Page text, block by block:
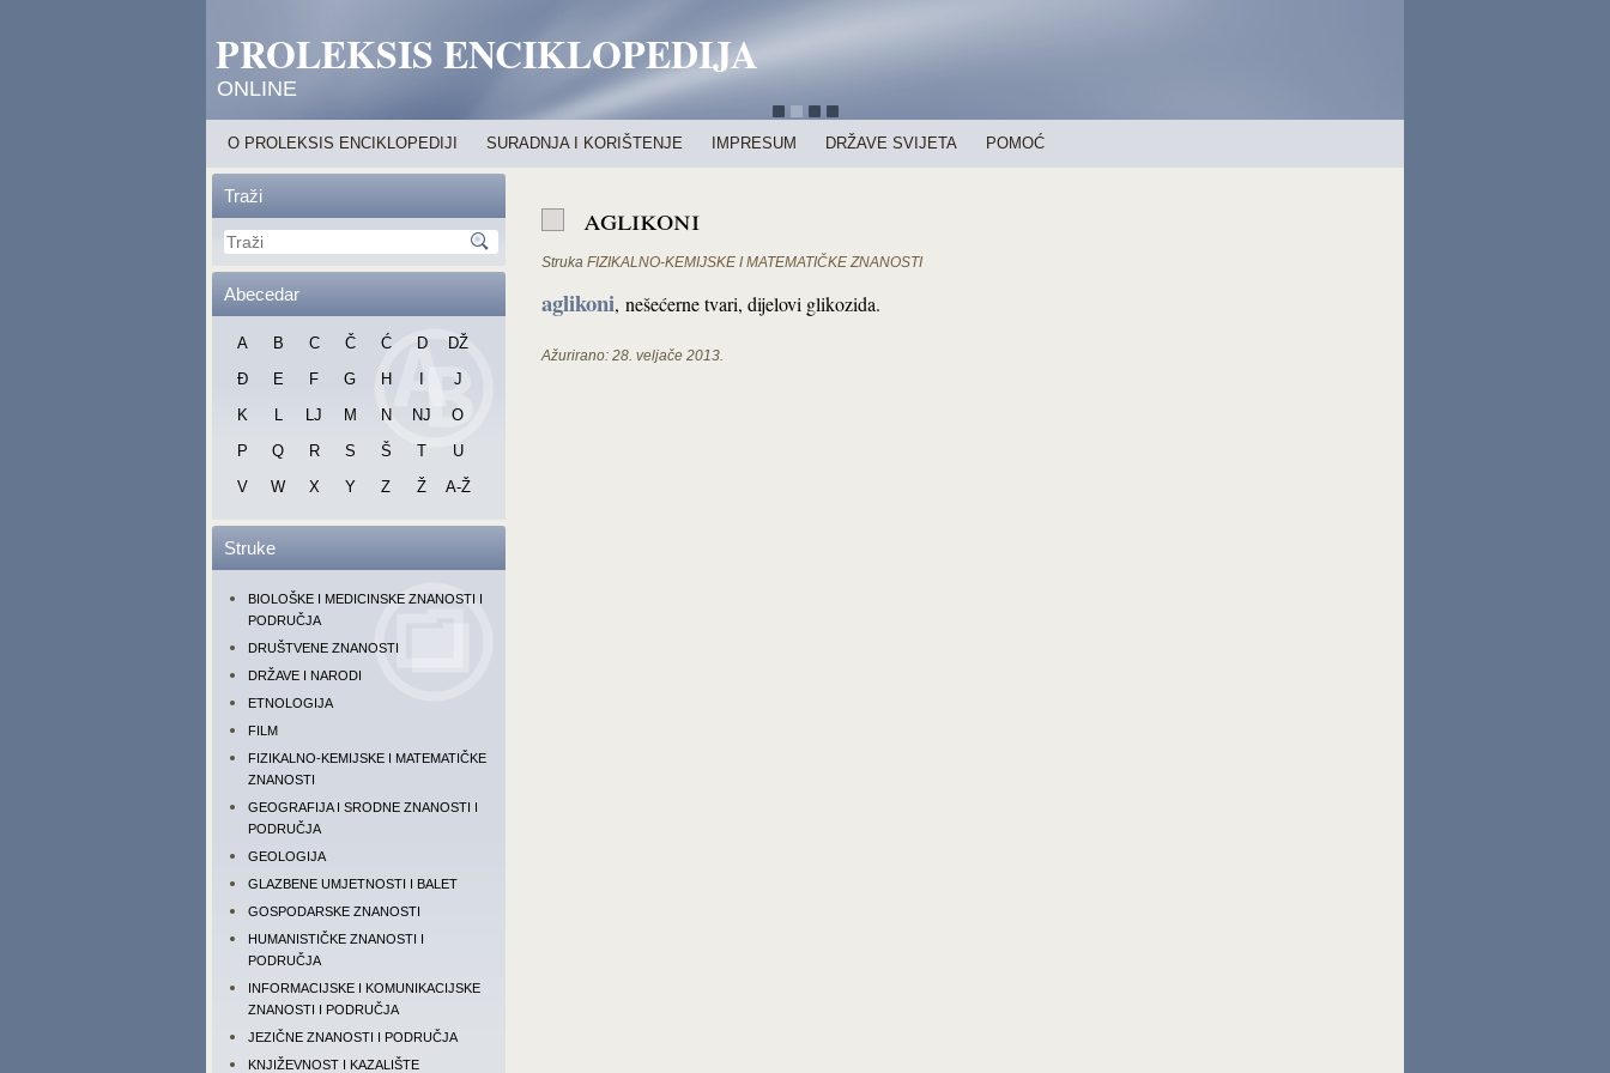
PROLEKSIS ENCIKLOPEDIJA
ONLINE
O PROLEKSIS ENCIKLOPEDIJI SURADNJA I KORIŠTENJE IMPRESUM DRŽAVE SVIJETA POMOĆ
Traži
Abecedar
A B C Č Ć D
DŽ
Đ
E F G H
J
K
L LJ M N NJ
O
P
Q R S Š T
U
V
W X Y Z Ž A-Ž
Struke
BIOLOŠKE I MEDICINSKE ZNANOSTI I
PODRUČJA
DRUŠTVENE ZNANOSTI
DRŽAVE I NARODI
ETNOLOGIJA
FILM
FIZIKALNO-KEMIJSKE I MATEMATIČKE
ZNANOSTI
GEOGRAFIJA I SRODNE ZNANOSTI I
PODRUČJA
GEOLOGIJA
GLAZBENE UMJETNOSTI I BALET
GOSPODARSKE ZNANOSTI
HUMANISTIČKE ZNANOSTI I
PODRUČJA
INFORMACIJSKE I KOMUNIKACIJSKE
ZNANOSTI I PODRUČJA
JEZIČNE ZNANOSTI I PODRUČJA
KNJIŽEVNOST I KAZALIŠTE
aglikoni
Struka FIZIKALNO-KEMIJSKE I MATEMATIČKE ZNANOSTI
aglikoni, nešećerne tvari, dijelovi glikozida.
Ažurirano: 28. veljače 2013.